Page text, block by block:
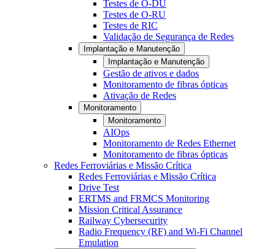
Testes de O-DU
Testes de O-RU
Testes de RIC
Validação de Segurança de Redes
Implantação e Manutenção
Implantação e Manutenção
Gestão de ativos e dados
Monitoramento de fibras ópticas
Ativação de Redes
Monitoramento
Monitoramento
AIOps
Monitoramento de Redes Ethernet
Monitoramento de fibras ópticas
Redes Ferroviárias e Missão Crítica
Redes Ferroviárias e Missão Crítica
Drive Test
ERTMS and FRMCS Monitoring
Mission Critical Assurance
Railway Cybersecurity
Radio Frequency (RF) and Wi-Fi Channel
Emulation